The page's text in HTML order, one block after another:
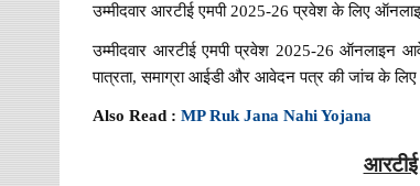
उम्मीदवार आरटीई एमपी 2025-26 प्रवेश के लिए
उम्मीदवार आरटीई एमपी प्रवेश 2025-26 ऑनलाइन
पात्रता, समाग्रा आईडी और आवेदन पत्र की जांच के लिए
Also Read :MP Ruk Jana Nahi Yojana